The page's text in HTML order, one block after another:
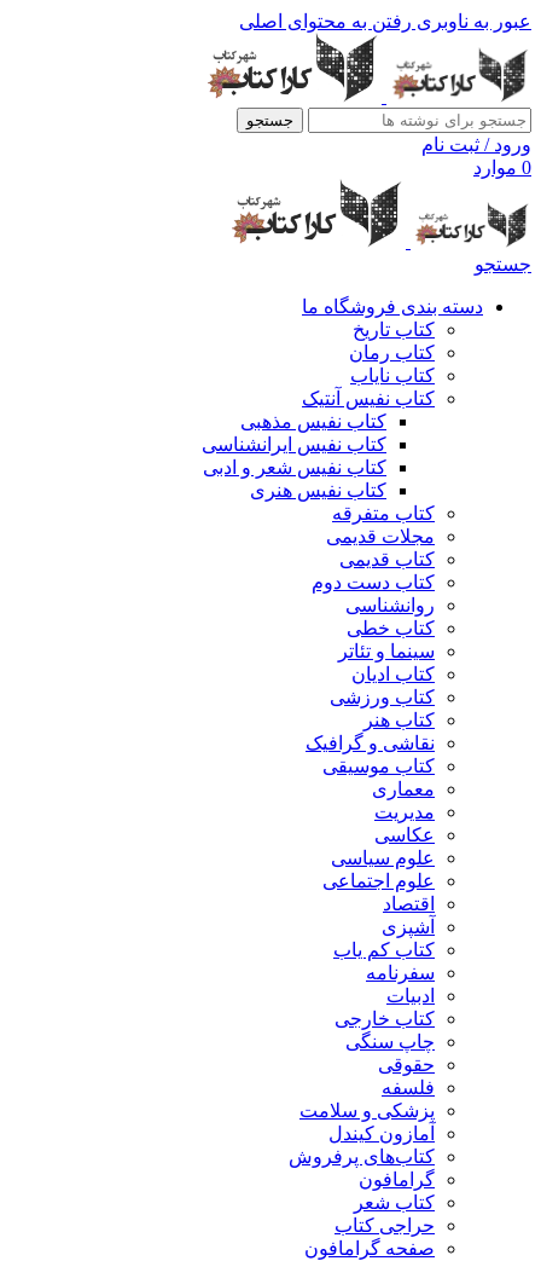
عبور به ناوبری رفتن به محتوای اصلی
جستجو
ورود / ثبت نام
0 موارد
جستجو
دسته بندی فروشگاه ما
کتاب تاریخ
کتاب رمان
کتاب نایاب
کتاب نفیس آنتیک
کتاب نفیس مذهبی
کتاب نفیس ایرانشناسی
کتاب نفیس شعر و ادبی
کتاب نفیس هنری
کتاب متفرقه
مجلات قدیمی
کتاب قدیمی
کتاب دست دوم
روانشناسی
کتاب خطی
سینما و تئاتر
کتاب ادیان
کتاب ورزشی
کتاب هنر
نقاشی و گرافیک
کتاب موسیقی
معماری
مدیریت
عکاسی
علوم سیاسی
علوم اجتماعی
اقتصاد
آشپزی
کتاب کم یاب
سفرنامه
ادبیات
کتاب خارجی
چاپ سنگی
حقوقی
فلسفه
پزشکی و سلامت
آمازون کیندل
کتاب‌های پرفروش
گرامافون
کتاب شعر
حراجی کتاب
صفحه گرامافون